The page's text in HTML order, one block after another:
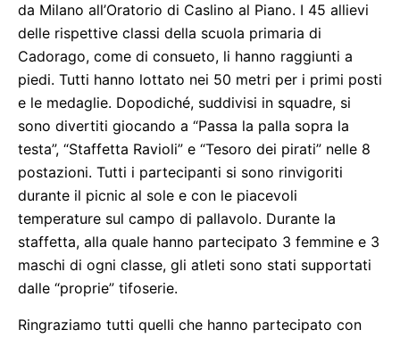
da Milano all’Oratorio di Caslino al Piano. I 45 allievi
delle rispettive classi della scuola primaria di
Cadorago, come di consueto, li hanno raggiunti a
piedi. Tutti hanno lottato nei 50 metri per i primi posti
e le medaglie. Dopodiché, suddivisi in squadre, si
sono divertiti giocando a “Passa la palla sopra la
testa”, “Staffetta Ravioli” e “Tesoro dei pirati” nelle 8
postazioni. Tutti i partecipanti si sono rinvigoriti
durante il picnic al sole e con le piacevoli
temperature sul campo di pallavolo. Durante la
staffetta, alla quale hanno partecipato 3 femmine e 3
maschi di ogni classe, gli atleti sono stati supportati
dalle “proprie” tifoserie.
Ringraziamo tutti quelli che hanno partecipato con